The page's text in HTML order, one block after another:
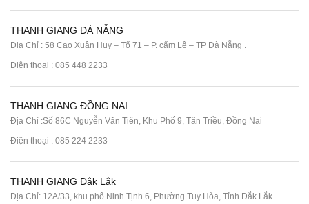
THANH GIANG ĐÀ NẴNG
Địa Chỉ : 58 Cao Xuân Huy – Tổ 71 – P. cẩm Lệ – TP Đà Nẵng .
Điện thoại : 085 448 2233
THANH GIANG ĐỒNG NAI
Địa Chỉ :Số 86C Nguyễn Văn Tiên, Khu Phố 9, Tân Triều, Đồng Nai
Điện thoại : 085 224 2233
THANH GIANG Đắk Lắk
Địa Chỉ: 12A/33, khu phố Ninh Tịnh 6, Phường Tuy Hòa, Tỉnh Đắk Lắk.